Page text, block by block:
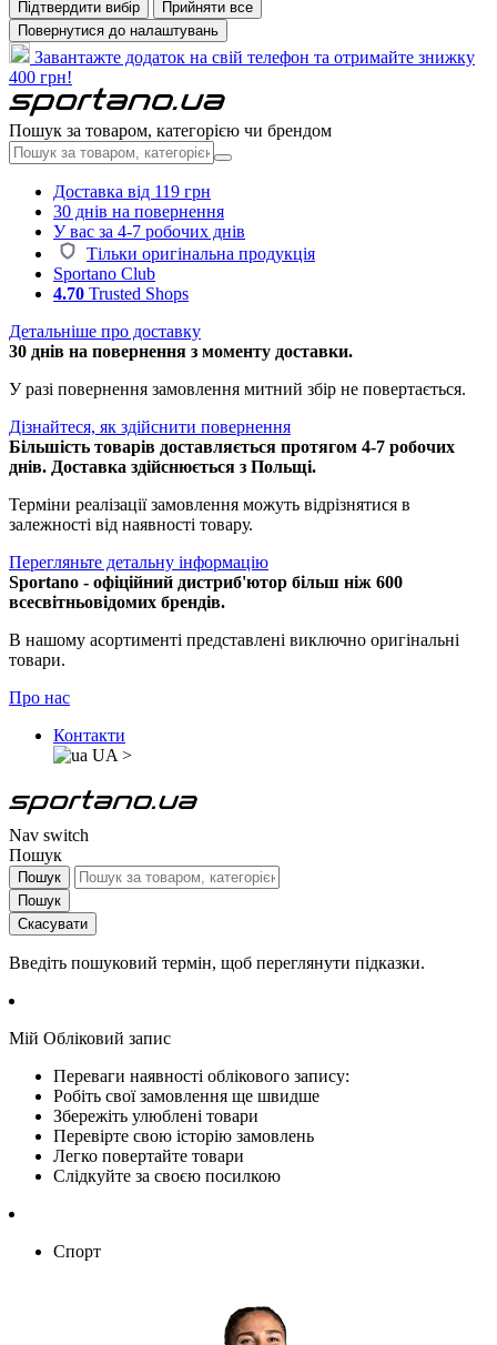
Підтвердити вибір
Прийняти все
Повернутися до налаштувань
Завантажте додаток на свій телефон та отримайте знижку
400 грн!
Пошук за товаром, категорією чи брендом
Доставка від 119 грн
30 днів на повернення
У вас за 4-7 робочих днів
Тільки оригінальна продукція
Sportano Club
4.70 Trusted Shops
Детальніше про доставку
30 днів на повернення з моменту доставки.
У разі повернення замовлення митний збір не повертається.
Дізнайтеся, як здійснити повернення
Більшість товарів доставляється протягом 4-7 робочих
днів. Доставка здійснюється з Польщі.
Терміни реалізації замовлення можуть відрізнятися в
залежності від наявності товару.
Перегляньте детальну інформацію
Sportano - офіційний дистриб'ютор більш ніж 600
всесвітньовідомих брендів.
В нашому асортименті представлені виключно оригінальні
товари.
Про нас
Контакти
UA >
Nav switch
Пошук
Пошук
Пошук
Скасувати
Введіть пошуковий термін, щоб переглянути підказки.
Мій Обліковий запис
Переваги наявності облікового запису:
Робіть свої замовлення ще швидше
Збережіть улюблені товари
Перевірте свою історію замовлень
Легко повертайте товари
Слідкуйте за своєю посилкою
Спорт